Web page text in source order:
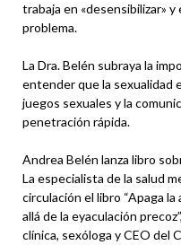
trabaja en «desensibilizar»
problema.
La Dra. Belén subraya la
entender que la sexualidad
juegos sexuales y la
penetración rápida.
Andrea Belén lanza libro
La especialista de la salud
circulación el libro “Apaga
allá de la eyaculación
clínica, sexóloga y CEO del